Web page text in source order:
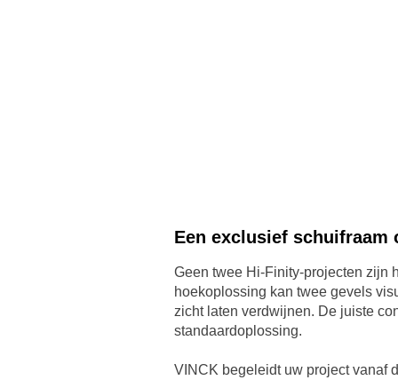
Een exclusief
Geen twee Hi-Finity-projecten zijn
hoekoplossing kan twee gevels
zicht laten verdwijnen. De juiste
standaardoplossing.
VINCK begeleidt uw project vanaf